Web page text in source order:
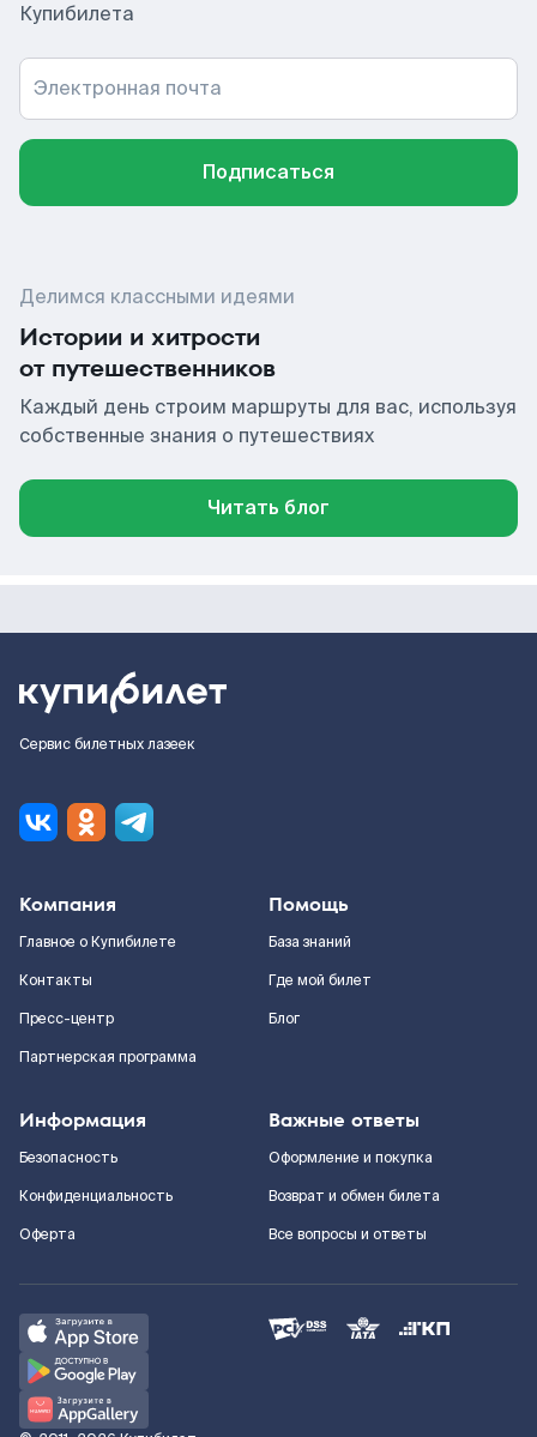
Купибилета
Электронная почта
Подписаться
Делимся классными идеями
Истории и хитрости
от путешественников
Каждый день строим маршруты для вас, используя
собственные знания о путешествиях
Читать блог
Сервис билетных лазеек
Компания
Главное о Купибилете
Контакты
Пресс-центр
Партнерская программа
Помощь
База знаний
Где мой билет
Блог
Информация
Безопасность
Конфиденциальность
Оферта
Важные ответы
Оформление и покупка
Возврат и обмен билета
Все вопросы и ответы